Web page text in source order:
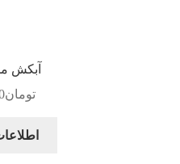
آبکش
تومان